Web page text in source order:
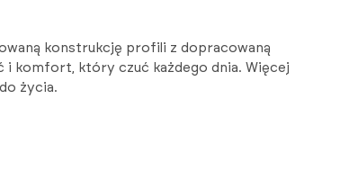
konstrukcję profili z dopracowaną
i komfort, który czuć każdego dnia. Więcej
życia.